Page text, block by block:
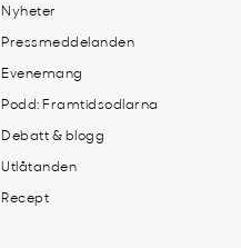
Nyheter
Pressmeddelanden
Evenemang
Podd: Framtidsodlarna
Debatt & blogg
Utlåtanden
Recept